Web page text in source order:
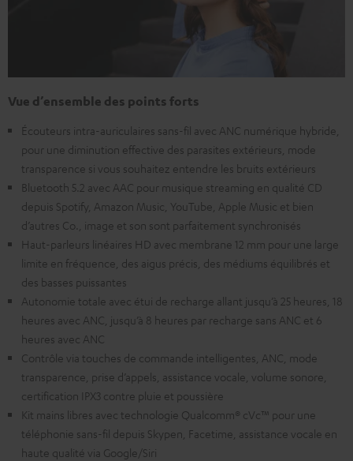
Vue d’ensemble des points forts
Écouteurs intra-auriculaires sans-fil avec ANC numérique hybride,
pour une diminution effective des parasites extérieurs, mode
transparence si vous souhaitez entendre les bruits extérieurs
Bluetooth 5.2 avec AAC pour musique streaming en qualité CD
depuis Spotify, Amazon Music, YouTube, Apple Music et bien
d’autres Co., image et son sont parfaitement synchronisés
Haut-parleurs linéaires HD avec membrane 12 mm pour une large
limite en fréquence, des aigus précis, des médiums équilibrés et
des basses puissantes
Autonomie totale avec étui de recharge allant jusqu’à 25 heures, 18
heures avec ANC, jusqu’à 8 heures par recharge sans ANC et 6
heures avec ANC
Contrôle via touches de commande intelligentes, ANC, mode
transparence, prise d’appels, assistance vocale, volume sonore,
certification IPX3 contre pluie et poussière
Kit mains libres avec technologie Qualcomm® cVc™ pour une
téléphonie sans-fil depuis Skypen, Facetime, assistance vocale en
haute qualité via Google/Siri